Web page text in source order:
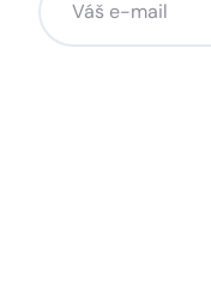
měsíčně
Instalace přípojky ZDARMA